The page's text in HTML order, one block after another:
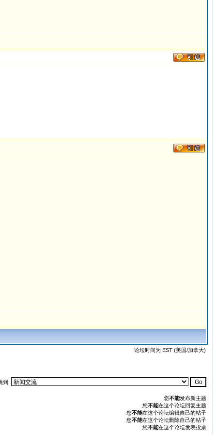
论坛时间为 EST (美国/加拿大)
到:
您不能发布新主题
您不能在这个论坛回复主题
您不能在这个论坛编辑自己的帖子
您不能在这个论坛删除自己的帖子
您不能在这个论坛发表投票